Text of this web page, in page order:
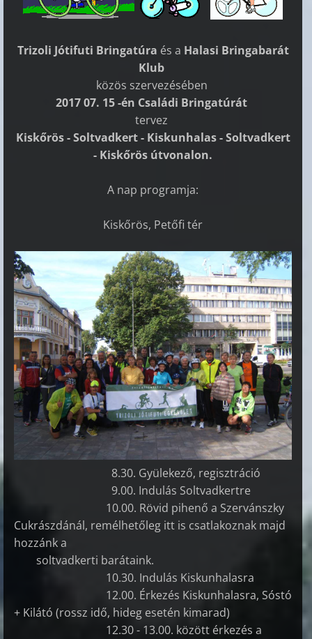
Trizoli Jótifuti Bringatúra és a Halasi Bringabarát
Klub
közös szervezésében
2017 07. 15 -én Családi Bringatúrát
tervez
Kiskőrös - Soltvadkert - Kiskunhalas - Soltvadkert
- Kiskőrös útvonalon.
A nap programja:
Kiskőrös, Petőfi tér
8.30. Gyülekező, regisztráció
9.00. Indulás Soltvadkertre
10.00. Rövid pihenő a Szervánszky
Cukrászdánál, remélhetőleg itt is csatlakoznak majd
hozzánk a
soltvadkerti barátaink.
10.30. Indulás Kiskunhalasra
12.00. Érkezés Kiskunhalasra, Sóstó
+ Kilátó (rossz idő, hideg esetén kimarad)
12.30 - 13.00. között érkezés a